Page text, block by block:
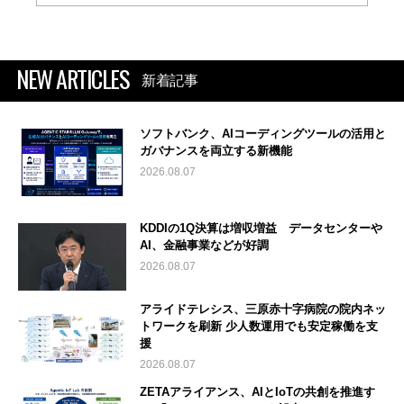
NEW ARTICLES 新着記事
ソフトバンク、AIコーディングツールの活用と
ガバナンスを両立する新機能
2026.08.07
KDDIの1Q決算は増収増益 データセンターや
AI、金融事業などが好調
2026.08.07
アライドテレシス、三原赤十字病院の院内ネッ
トワークを刷新 少人数運用でも安定稼働を支
援
2026.08.07
ZETAアライアンス、AIとIoTの共創を推進す